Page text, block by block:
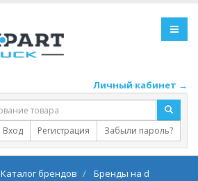
Личный кабинет →
Вход Регистрация Забыли пароль?
Каталог брендов
Бренды на d